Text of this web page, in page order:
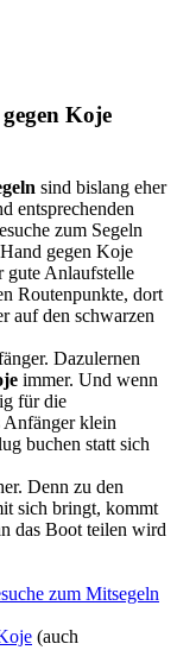
Koje
sind bislang eher
entsprechenden
zum Segeln
gegen Koje
gute Anlaufstelle
Routenpunkte, dort
auf den schwarzen
Dazulernen
immer. Und wenn
für die
Anfänger klein
buchen statt sich
Denn zu den
sich bringt, kommt
das Boot teilen wird
zum Mitsegeln
(auch